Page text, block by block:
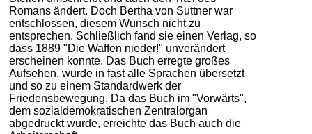
Romans ändert. Doch Bertha von Suttner war
entschlossen, diesem Wunsch nicht zu
entsprechen. Schließlich fand sie einen Verlag, so
dass 1889 "Die Waffen nieder!" unverändert
erscheinen konnte. Das Buch erregte großes
Aufsehen, wurde in fast alle Sprachen übersetzt
und so zu einem Standardwerk der
Friedensbewegung. Da das Buch im "Vorwärts",
dem sozialdemokratischen Zentralorgan
abgedruckt wurde, erreichte das Buch auch die